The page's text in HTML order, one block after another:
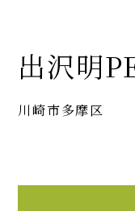
出沢明
川崎市多摩区